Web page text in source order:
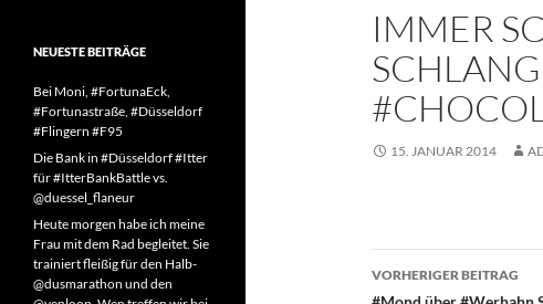
IMMER
15. JANUAR 2014
VORHERIGER BEITRAG
NEUESTE BEITRÄGE
Bei Moni, #FortunaEck,
#Fortunastraße, #Düsseldorf
#Flingern #F95
Die Bank in #Düsseldorf #Itter
für #ItterBankBattle vs.
@duessel_flaneur
Heute morgen habe ich meine
Frau mit dem Rad begleitet. Sie
trainiert fleißig für den Halb-
@dusmarathon und den